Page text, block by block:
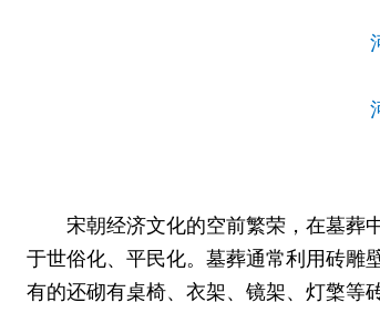
宋朝经济文化的空前繁荣，在墓葬
于世俗化、平民化。墓葬通常利用砖雕
有的还砌有桌椅、衣架、镜架、灯檠等